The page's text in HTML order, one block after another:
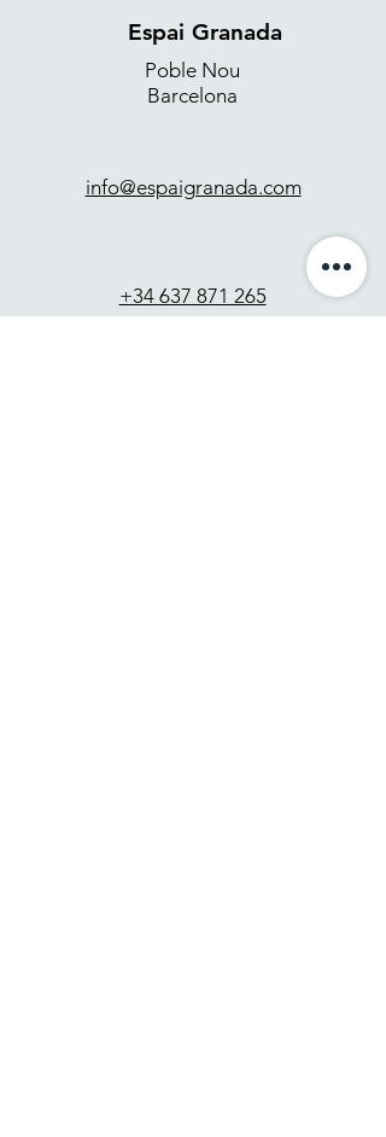
Espai Granada
Poble Nou
Barcelona
info@espaigranada.com
+34 637 871 265